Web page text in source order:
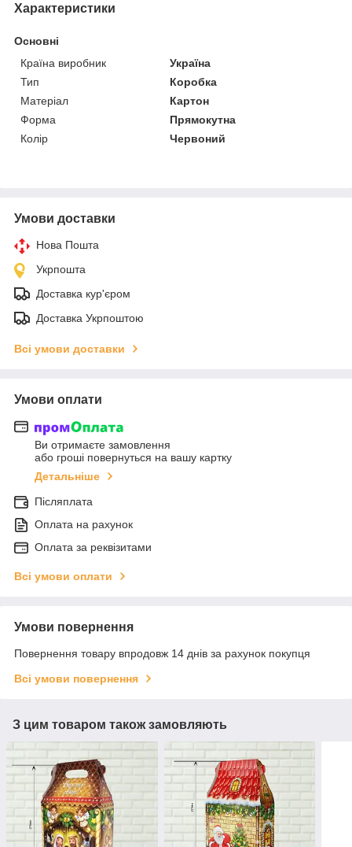
Характеристики
Основні
Країна виробник
Україна
Тип
Коробка
Матеріал
Картон
Форма
Прямокутна
Колір
Червоний
Умови доставки
Нова Пошта
Укрпошта
Доставка кур'єром
Доставка Укрпоштою
Всі умови доставки
Умови оплати
Ви отримаєте замовлення
або гроші повернуться на вашу картку
Детальніше
Післяплата
Оплата на рахунок
Оплата за реквізитами
Всі умови оплати
Умови повернення
Повернення товару впродовж 14 днів за рахунок покупця
Всі умови повернення
З цим товаром також замовляють